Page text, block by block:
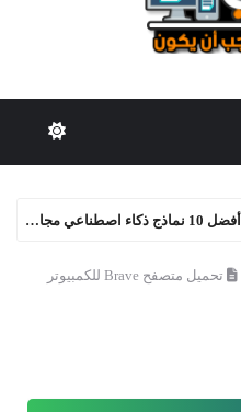
كيف تعثر على تذاكر طيران رخيصة؟
تحميل متصفح Brave للكمبيوتر